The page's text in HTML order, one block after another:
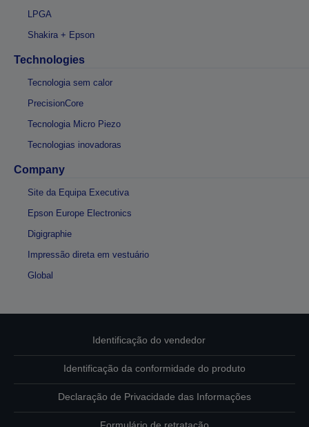
LPGA
Shakira + Epson
Technologies
Tecnologia sem calor
PrecisionCore
Tecnologia Micro Piezo
Tecnologias inovadoras
Company
Site da Equipa Executiva
Epson Europe Electronics
Digigraphie
Impressão direta em vestuário
Global
Identificação do vendedor
Identificação da conformidade do produto
Declaração de Privacidade das Informações